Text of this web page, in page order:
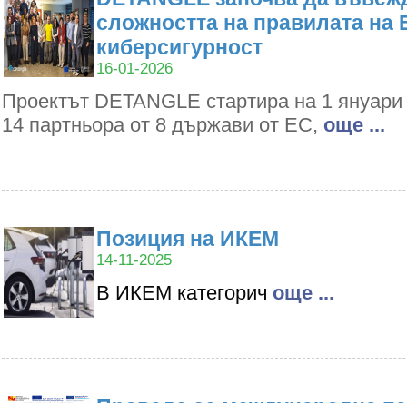
сложността на правилата на
киберсигурност
16-01-2026
Проектът DETANGLE стартира на 1
14 партньора от 8 държави от ЕС, oще ...
Позиция на ИКЕМ
14-11-2025
В ИКЕМ категорич oще ...